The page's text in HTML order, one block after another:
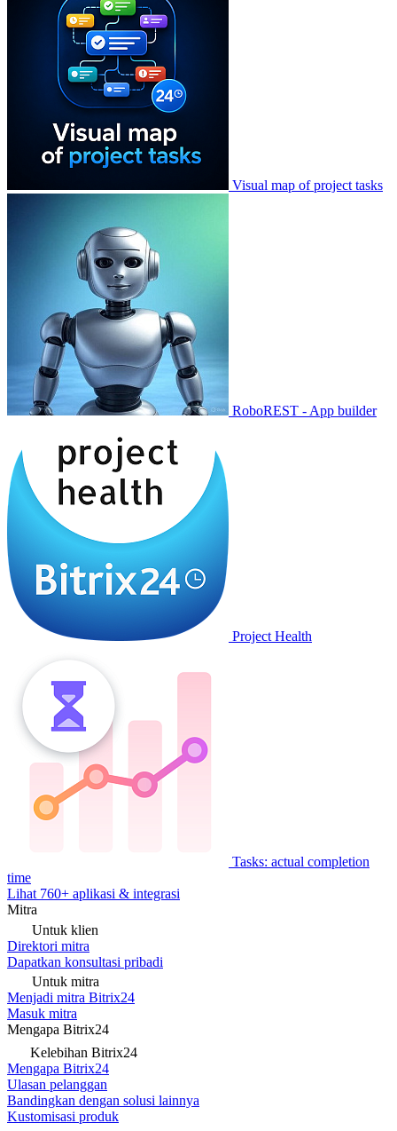
Visual map of project tasks
RoboREST - App builder
Project Health
Tasks: actual completion
time
Lihat 760+ aplikasi & integrasi
Mitra
Untuk klien
Direktori mitra
Dapatkan konsultasi pribadi
Untuk mitra
Menjadi mitra Bitrix24
Masuk mitra
Mengapa Bitrix24
Kelebihan Bitrix24
Mengapa Bitrix24
Ulasan pelanggan
Bandingkan dengan solusi lainnya
Kustomisasi produk